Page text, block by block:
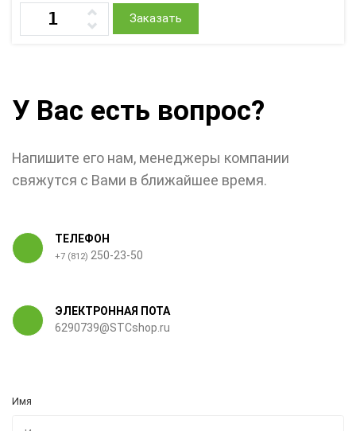
Заказать
У Вас есть вопрос?
Напишите его нам, менеджеры компании
свяжутся с Вами в ближайшее время.
ТЕЛЕФОН
+7 (812) 250-23-50
ЭЛЕКТРОННАЯ ПОТА
6290739@STCshop.ru
Имя